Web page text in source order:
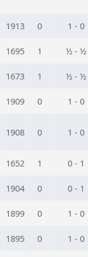
1913 0 1 - 0
1695 1 ½ - ½
1673 1 ½ - ½
1909 0 1 - 0
1908 0 1 - 0
1652 1 0 - 1
1904 0 0 - 1
1899 0 1 - 0
1895 0 1 - 0